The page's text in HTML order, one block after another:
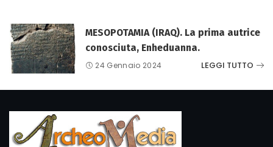
MESOPOTAMIA (IRAQ). La prima autrice
conosciuta, Enheduanna.
24 Gennaio 2024 LEGGI TUTTO